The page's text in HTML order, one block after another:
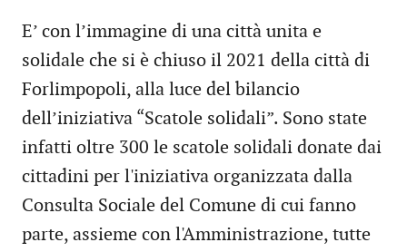
E’ con l’immagine di una città unita e
solidale che si è chiuso il 2021 della città di
Forlimpopoli, alla luce del bilancio
dell’iniziativa “Scatole solidali”. Sono state
infatti oltre 300 le scatole solidali donate dai
cittadini per l'iniziativa organizzata dalla
Consulta Sociale del Comune di cui fanno
parte, assieme con l'Amministrazione, tutte